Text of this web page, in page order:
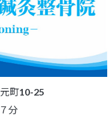
町10-25
分